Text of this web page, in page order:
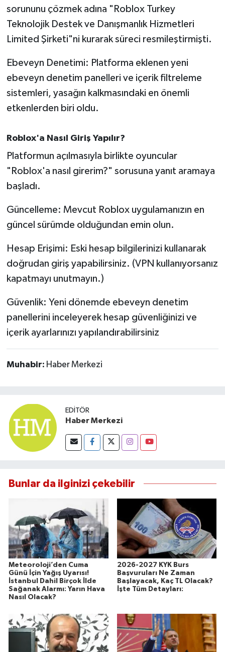
sorununu çözmek adına "Roblox Turkey
Teknolojik Destek ve Danışmanlık Hizmetleri
Limited Şirketi"ni kurarak süreci resmileştirmişti.
Ebeveyn Denetimi: Platforma eklenen yeni
ebeveyn denetim panelleri ve içerik filtreleme
sistemleri, yasağın kalkmasındaki en önemli
etkenlerden biri oldu.
Roblox'a Nasıl Giriş Yapılır?
Platformun açılmasıyla birlikte oyuncular
"Roblox'a nasıl girerim?" sorusuna yanıt aramaya
başladı.
Güncelleme: Mevcut Roblox uygulamanızın en
güncel sürümde olduğundan emin olun.
Hesap Erişimi: Eski hesap bilgilerinizi kullanarak
doğrudan giriş yapabilirsiniz. (VPN kullanıyorsanız
kapatmayı unutmayın.)
Güvenlik: Yeni dönemde ebeveyn denetim
panellerini inceleyerek hesap güvenliğinizi ve
içerik ayarlarınızı yapılandırabilirsiniz
Muhabir: Haber Merkezi
EDITÖR
Haber Merkezi
Bunlar da ilginizi çekebilir
Meteoroloji’den Cuma
Günü İçin Yağış Uyarısı!
İstanbul Dahil Birçok İlde
Sağanak Alarmı: Yarın Hava
Nasıl Olacak?
2026-2027 KYK Burs
Başvuruları Ne Zaman
Başlayacak, Kaç TL Olacak?
İşte Tüm Detayları:
Resmi İlanlar
SAĞLIK
SEYAHAT
SİYASET
Sındırgı
SPOR
SÜRMANŞET
Susurluk
TEKNOLOJİ
TÜRKİYE
VİZYONDAKİLER
YAŞAM